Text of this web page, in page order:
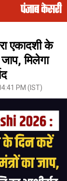
एकादशी के
मिलेगा
PM (IST)